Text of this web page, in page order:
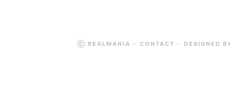
Ⓒ REALMANIA ─ CONTACT ─ DESIGNED